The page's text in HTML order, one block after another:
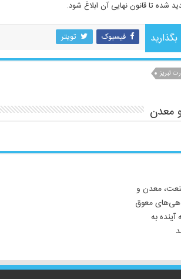
فیسبوک تویتر
تبریز
معدن
معدن و
معوق
آینده به